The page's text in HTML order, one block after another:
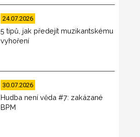
24.07.2026
5 tipů, jak předejít muzikantskému
vyhoření
30.07.2026
Hudba není věda #7: zakázané
BPM